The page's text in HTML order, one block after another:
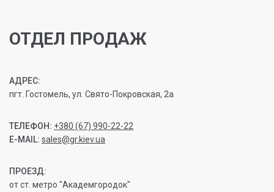
ОТДЕЛ ПРОДАЖ
АДРЕС:
пгт. Гостомель, ул. Свято-Покровская, 2а
ТЕЛЕФОН: +380 (67) 990-22-22
E-MAIL: sales@gr.kiev.ua
ПРОЕЗД:
от ст. метро "Академгородок"